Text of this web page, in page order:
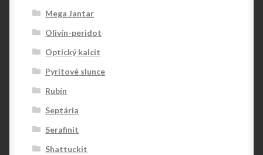
Mega Jantar
Olivín-peridot
Optický kalcit
Pyritové slunce
Rubín
Septária
Serafinit
Shattuckit